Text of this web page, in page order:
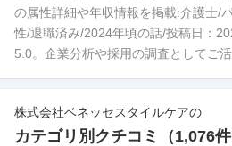
の属性詳細や年収情報を掲載:介護士/
性/退職済み/2024年頃の話/投稿日：
5.0。企業分析や採用の調査としてご活
株式会社ベネッセスタイルケアの
カテゴリ別クチコミ（1,076件